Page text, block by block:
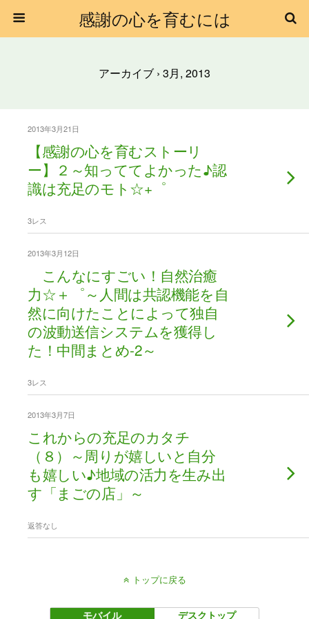
感謝の心を育むには
アーカイブ › 3月, 2013
2013年3月21日
【感謝の心を育むストーリ
ー】２～知っててよかった♪認
識は充足のモト☆+゜
3レス
2013年3月12日
こんなにすごい！自然治癒
力☆＋゜～人間は共認機能を自
然に向けたことによって独自
の波動送信システムを獲得し
た！中間まとめ-2～
3レス
2013年3月7日
これからの充足のカタチ
（８）～周りが嬉しいと自分
も嬉しい♪地域の活力を生み出
す「まごの店」～
返答なし
トップに戻る
モバイル デスクトップ